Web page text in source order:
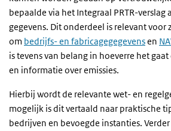
bepaalde via het Integraal PRTR-verslag
gegevens. Dit onderdeel is relevant voor
om bedrijfs- en fabricagegegevensen
is tevens van belang in hoeverre het
en informatie over emissies.
Hierbij wordt de relevante wet- en
mogelijk is dit vertaald naar praktische
bedrijven en bevoegde instanties.